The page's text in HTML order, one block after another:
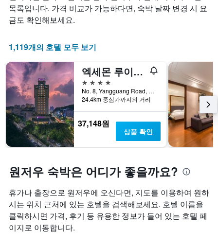
개
의
X
있
습
니
다.
차
트
에
는
지
난
찾
아
본
오
늘
밤
객
합
니
다.
트
에
는
성
급
별
로
호
텔
카
고
표
하
는
1
개
의
요
금
이
떻
게
변
하
는
지
보
여
줍
니
다.
차
는
숙
일
며
칠
전
목록입니다. 가격 비교가 가능하다면, 숙박 날짜 변경 시 요
금도 확인해보세요.
1,119개의 호텔 모두 보기
엑세몬 루이안 선샤인 호텔
4성급
No. 8, Yangguang Road, 원저우, 중국
24.4km 중심가까지의 거리
37,148원
상품 확인
원저우 숙박은 어디가 좋을까요?
휴가나 출장으로 원저우에 오신다면, 지도를 이용하여 원하
시는 위치 근처에 있는 호텔을 검색해보세요. 호텔 이름을
클릭하시면 가격, 후기 등 유용한 정보가 들어 있는 호텔 페
이지로 이동합니다.